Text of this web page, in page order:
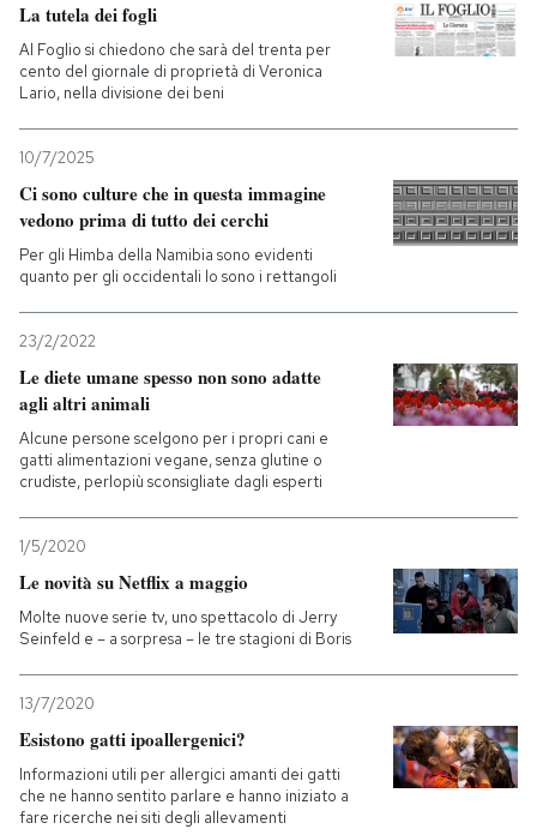
La tutela dei fogli
Al Foglio si chiedono che sarà del trenta per
cento del giornale di proprietà di Veronica
Lario, nella divisione dei beni
10/7/2025
Ci sono culture che in questa immagine
vedono prima di tutto dei cerchi
Per gli Himba della Namibia sono evidenti
quanto per gli occidentali lo sono i rettangoli
23/2/2022
Le diete umane spesso non sono adatte
agli altri animali
Alcune persone scelgono per i propri cani e
gatti alimentazioni vegane, senza glutine o
crudiste, perlopiù sconsigliate dagli esperti
1/5/2020
Le novità su Netflix a maggio
Molte nuove serie tv, uno spettacolo di Jerry
Seinfeld e – a sorpresa – le tre stagioni di Boris
13/7/2020
Esistono gatti ipoallergenici?
Informazioni utili per allergici amanti dei gatti
che ne hanno sentito parlare e hanno iniziato a
fare ricerche nei siti degli allevamenti